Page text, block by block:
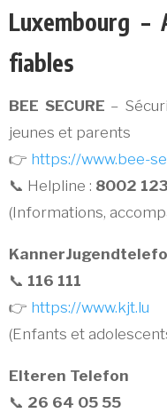
Luxembourg –
fiables
BEE SECURE –
jeunes et parents
👉 https://www.bee-
📞 Helpline : 8002
(Informations,
📞 116 111
👉 https://www.kjt.lu
(Enfants et
Elteren Telefon
📞 26 64 05 55